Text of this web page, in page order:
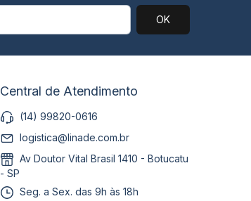
Central de Atendimento
(14) 99820-0616
logistica@linade.com.br
Av Doutor Vital Brasil 1410 - Botucatu
- SP
Seg. a Sex. das 9h às 18h